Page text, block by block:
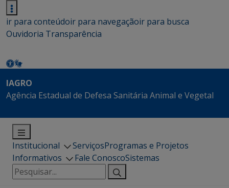
ir para conteúdoir para navegaçãoir para busca
Ouvidoria Transparência
IAGRO
Agência Estadual de Defesa Sanitária Animal e Vegetal
Institucional ServiçosProgramas e Projetos
Informativos
Fale ConoscoSistemas
Pesquisar
por: